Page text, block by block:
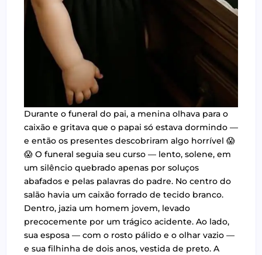
Durante o funeral do pai, a menina olhava para o
caixão e gritava que o papai só estava dormindo —
e então os presentes descobriram algo horrível 😱
😱 O funeral seguia seu curso — lento, solene, em
um silêncio quebrado apenas por soluços
abafados e pelas palavras do padre. No centro do
salão havia um caixão forrado de tecido branco.
Dentro, jazia um homem jovem, levado
precocemente por um trágico acidente. Ao lado,
sua esposa — com o rosto pálido e o olhar vazio —
e sua filhinha de dois anos, vestida de preto. A